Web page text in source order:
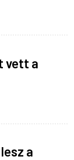
vett a
a